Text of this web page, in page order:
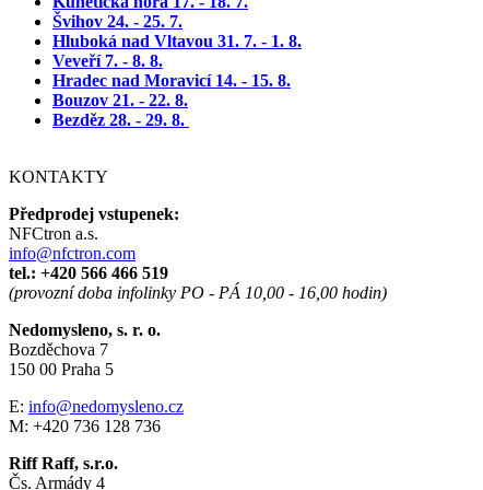
Švihov 24. - 25. 7.
Hluboká nad Vltavou 31. 7. - 1. 8.
Veveří 7. - 8. 8.
Hradec nad Moravicí 14. - 15. 8.
Bouzov 21. - 22. 8.
Bezděz 28. - 29. 8.
KONTAKTY
Předprodej vstupenek:
NFCtron a.s.
info@nfctron.com
tel.: +420 566 466 519
(provozní doba infolinky PO - PÁ 10,00 - 16,00 hodin)
Nedomysleno, s. r. o.
Bozděchova 7
150 00 Praha 5
E: info@nedomysleno.cz
M: +420 736 128 736
Riff Raff, s.r.o.
Čs. Armády 4